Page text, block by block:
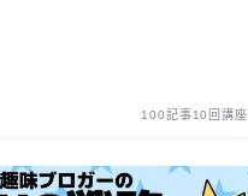
100記事10回講座